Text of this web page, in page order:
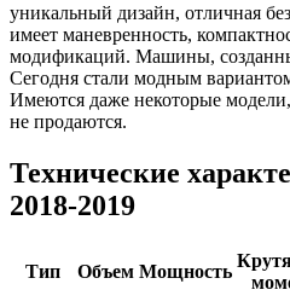
уникальный дизайн, отличная
имеет маневренность,
модификаций. Машины,
Сегодня стали модным
Имеются даже некоторые
не продаются.
Технические
2018-2019
Тип Объем Мощность